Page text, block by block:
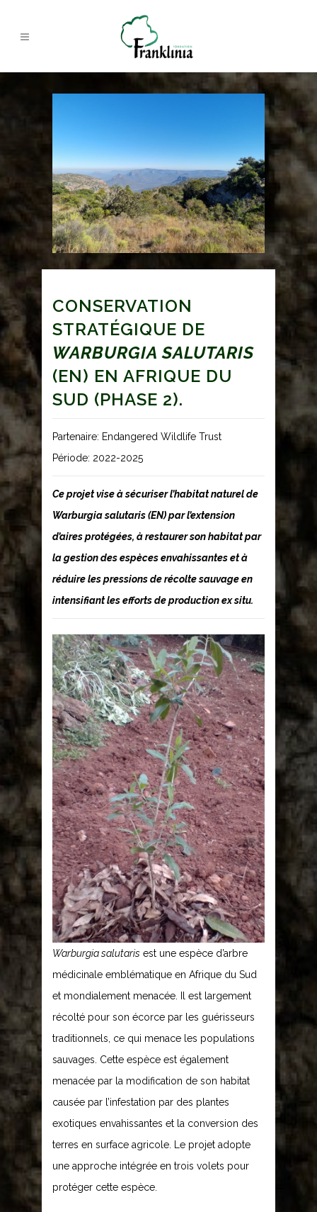
CONSERVATION
STRATÉGIQUE DE
WARBURGIA SALUTARIS
(EN) EN AFRIQUE DU
SUD (PHASE 2).
Partenaire: Endangered Wildlife Trust
Période: 2022-2025
Ce projet vise à sécuriser l’habitat naturel de
Warburgia salutaris (EN) par l’extension
d’aires protégées, à restaurer son habitat par
la gestion des espèces envahissantes et à
réduire les pressions de récolte sauvage en
intensifiant les efforts de production ex situ.
Warburgia salutaris est une espèce d’arbre
médicinale emblématique en Afrique du Sud
et mondialement menacée. Il est largement
récolté pour son écorce par les guérisseurs
traditionnels, ce qui menace les populations
sauvages. Cette espèce est également
menacée par la modification de son habitat
causée par l’infestation par des plantes
exotiques envahissantes et la conversion des
terres en surface agricole. Le projet adopte
une approche intégrée en trois volets pour
protéger cette espèce.